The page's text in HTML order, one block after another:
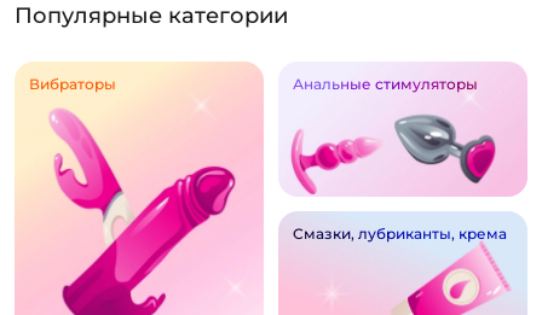
Популярные категории
Вибраторы Анальные стимуляторы
Смазки, лубриканты, крема